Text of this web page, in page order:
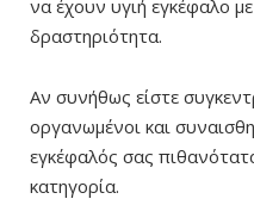
να έχουν υγιή εγκέφαλο
δραστηριότητα.
Αν συνήθως είστε
οργανωμένοι και
εγκέφαλός σας
κατηγορία.